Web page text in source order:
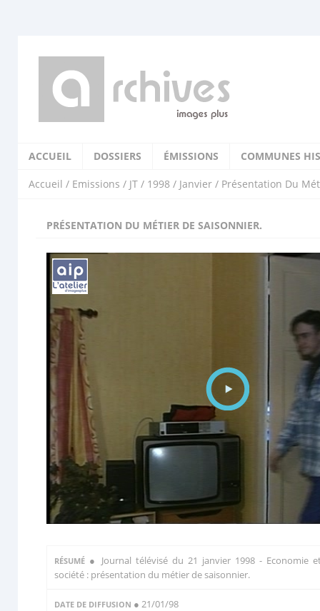
ACCUEIL DOSSIERS ÉMISSIONS COMMUNES
Accueil / Emissions / JT / 1998 / Janvier / Présentation Du
PRÉSENTATION DU MÉTIER DE SAISONNIER.
RÉSUMÉ ● Journal télévisé du 21 janvier 1998 - Economie
société : présentation du métier de saisonnier.
DATE DE DIFFUSION ● 21/01/98